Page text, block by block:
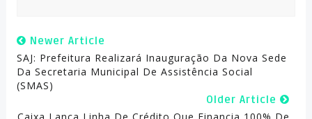
Newer Article
SAJ: Prefeitura Realizará Inauguração Da Nova Sede
Da Secretaria Municipal De Assistência Social
(SMAS)
Older Article